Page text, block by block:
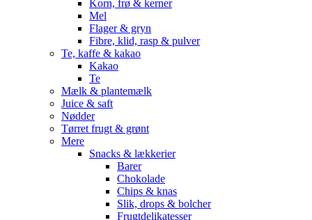
Korn, frø & kerner
Mel
Flager & gryn
Fibre, klid, rasp & pulver
Te, kaffe & kakao
Kakao
Te
Mælk & plantemælk
Juice & saft
Nødder
Tørret frugt & grønt
Mere
Snacks & lækkerier
Barer
Chokolade
Chips & knas
Slik, drops & bolcher
Frugtdelikatesser